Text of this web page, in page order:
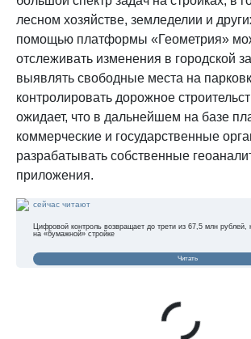
лесном хозяйстве, земледелии и
помощью платформы «Геометрия»
отслеживать изменения в городской
выявлять свободные места на
контролировать дорожное
ожидает, что в дальнейшем на базе
коммерческие и государственные
разрабатывать собственные
приложения.
сейчас читают
Цифровой контроль возвращает до трети из 67,5 млн рублей,
на «бумажной» стройке
Читать